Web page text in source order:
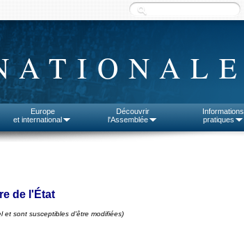
Europe
et international
Découvrir
l'Assemblée
Informations
pratiques
de l'État
et sont susceptibles d'être modifiées)